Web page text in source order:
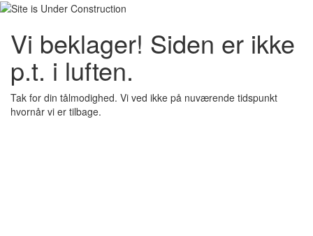
Vi beklager! Siden er ikke
p.t. i luften.
Tak for din tålmodighed. Vi ved ikke på nuværende tidspunkt
hvornår vi er tilbage.